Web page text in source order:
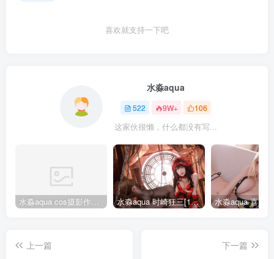
喜欢就支持一下吧
水淼aqua
522 9W+ 106
这家伙很懒，什么都没有写...
水淼aqua cos摄影作品合集155套 水淼aqua 时崎狂三[109P-128MB]
上一篇
下一篇